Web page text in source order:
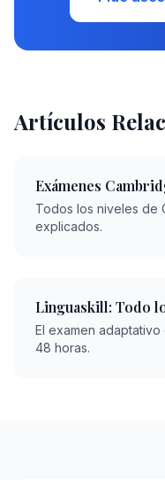
Artículos
Exámenes
Todos los niveles de
explicados.
Linguaskill: Todo
El examen
48 horas.